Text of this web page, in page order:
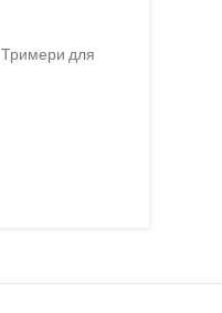
Тримери для